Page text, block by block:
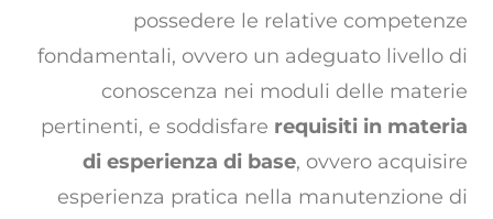
possedere le relative competenze
fondamentali, ovvero un adeguato livello di
conoscenza nei moduli delle materie
pertinenti, e soddisfare requisiti in materia
di esperienza di base, ovvero acquisire
esperienza pratica nella manutenzione di